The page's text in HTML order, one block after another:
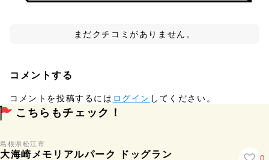
まだクチコミがありません。
コメントする
コメントを投稿するには ログイン してください。
こちらもチェック！
島根県松江市
大海崎メモリアルパーク ドッグラン